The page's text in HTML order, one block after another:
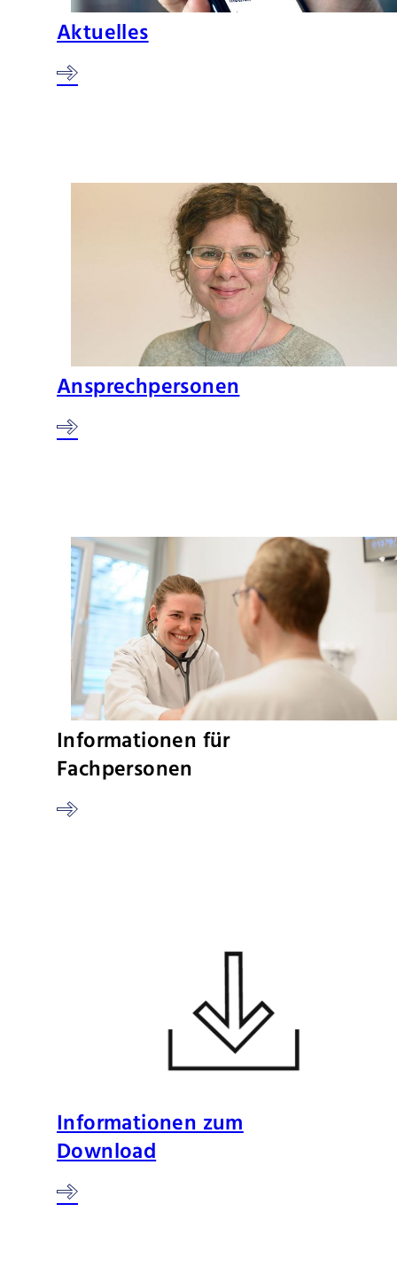
Aktuelles
Ansprechpersonen
Informationen für
Fachpersonen
Informationen zum
Download